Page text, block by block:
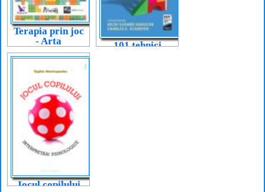
Terapia prin joc
- Arta
relaționării
101 tehnici
Jocul copilului